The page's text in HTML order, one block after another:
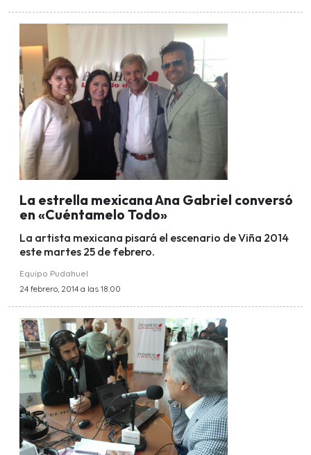
La estrella mexicana Ana Gabriel conversó
en «Cuéntamelo Todo»
La artista mexicana pisará el escenario de Viña 2014
este martes 25 de febrero.
Equipo Pudahuel
24 febrero, 2014 a las 18:00